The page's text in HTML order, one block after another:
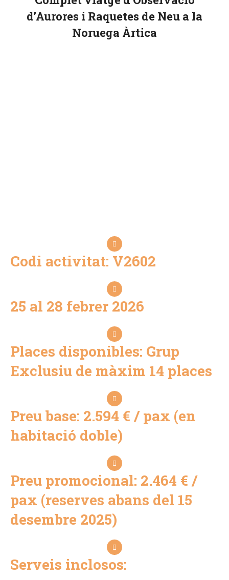
d’Aurores i Raquetes de Neu a la
Noruega Àrtica
Codi activitat: V2602
25 al 28 febrer 2026
Places disponibles: Grup
Exclusiu de màxim 14 places
Preu base: 2.594 € / pax (en
habitació doble)
Preu promocional: 2.464 € /
pax (reserves abans del 15
desembre 2025)
Serveis inclosos: